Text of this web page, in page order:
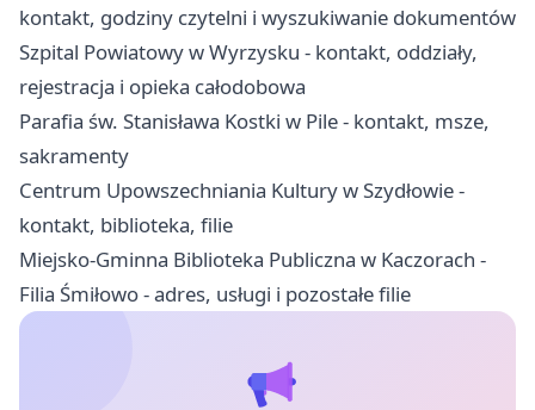
kontakt, godziny czytelni i wyszukiwanie dokumentów
Szpital Powiatowy w Wyrzysku - kontakt, oddziały,
rejestracja i opieka całodobowa
Parafia św. Stanisława Kostki w Pile - kontakt, msze,
sakramenty
Centrum Upowszechniania Kultury w Szydłowie -
kontakt, biblioteka, filie
Miejsko-Gminna Biblioteka Publiczna w Kaczorach -
Filia Śmiłowo - adres, usługi i pozostałe filie